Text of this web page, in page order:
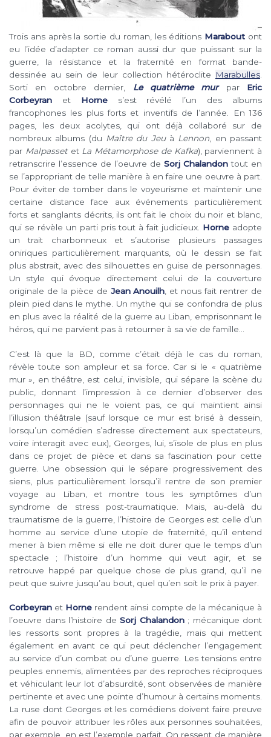
Trois ans après la sortie du roman, les éditions Marabout ont
eu l’idée d’adapter ce roman aussi dur que puissant sur la
guerre, la résistance et la fraternité en format bande-
dessinée au sein de leur collection hétéroclite
Marabulles.
Sorti en octobre dernier, Le quatrième murpar Eric
Corbeyran et Hornes’est révélé l’un des albums
francophones les plus forts et inventifs de l’année. En 136
pages, les deux acolytes, qui ont déjà collaboré sur de
nombreux albums (du Maître du Jeuà Lennon, en passant
par Malpassetet La Métamorphose de Kafka), parviennent à
retranscrire l’essence de l’oeuvre de Sorj Chalandon tout en
se l’appropriant de telle manière à en faire une oeuvre à part.
Pour éviter de tomber dans le voyeurisme et maintenir une
certaine distance face aux événements particulièrement
forts et sanglants décrits, ils ont fait le choix du noir et blanc,
qui se révèle un parti pris tout à fait judicieux. Horne adopte
un trait charbonneux et s’autorise plusieurs passages
oniriques particulièrement marquants, où le dessin se fait
plus abstrait, avec des silhouettes en guise de personnages.
Un style qui évoque directement celui de la couverture
originale de la pièce de Jean Anouilh, et nous fait rentrer de
plein pied dans le mythe. Un mythe qui se confondra de plus
en plus avec la réalité de la guerre au Liban, emprisonnant le
héros, qui ne parvient pas à retourner à sa vie de famille…
C’est là que la BD, comme c’était déjà le cas du roman,
révèle toute son ampleur et sa force. Car si le « quatrième
mur », en théâtre, est celui, invisible, qui sépare la scène du
public, donnant l’impression à ce dernier d’observer des
personnages qui ne le voient pas, ce qui maintient ainsi
l’illusion théâtrale (sauf lorsque ce mur est brisé à dessein,
lorsqu’un comédien s’adresse directement aux spectateurs,
voire interagit avec eux), Georges, lui, s’isole de plus en plus
dans ce projet de pièce et dans sa fascination pour cette
guerre. Une obsession qui le sépare progressivement des
siens, plus particulièrement lorsqu’il rentre de son premier
voyage au Liban, et montre tous les symptômes d’un
syndrome de stress post-traumatique. Mais, au-delà du
traumatisme de la guerre, l’histoire de Georges est celle d’un
homme au service d’une utopie de fraternité, qu’il entend
mener à bien même si elle ne doit durer que le temps d’un
spectacle ; l’histoire d’un homme qui veut agir, et se
retrouve happé par quelque chose de plus grand, qu’il ne
peut que suivre jusqu’au bout, quel qu’en soit le prix à payer.
Corbeyran et Horne rendent ainsi compte de la mécanique à
l’oeuvre dans l’histoire de Sorj Chalandon; mécanique dont
les ressorts sont propres à la tragédie, mais qui mettent
également en avant ce qui peut déclencher l’engagement
au service d’un combat ou d’une guerre. Les tensions entre
peuples ennemis, alimentées par des reproches réciproques
et véhiculant leur lot d’absurdité, sont observées de manière
pertinente et avec une pointe d’humour à certains moments.
La ruse dont Georges et les comédiens doivent faire preuve
afin de pouvoir attribuer les rôles aux personnes souhaitées,
par exemple, en est l’exemple parfait. On ressent de manière